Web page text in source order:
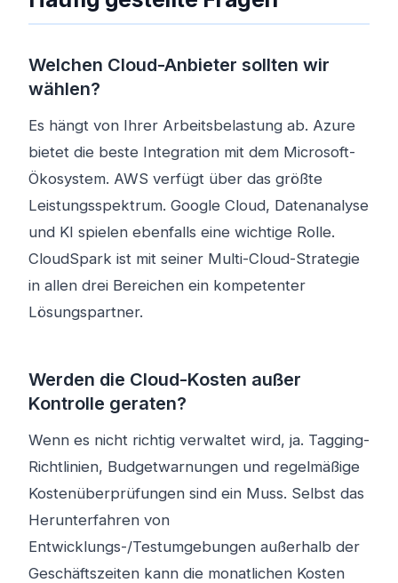
Welchen Cloud-Anbieter sollten wir
wählen?
Es hängt von Ihrer Arbeitsbelastung ab. Azure
bietet die beste Integration mit dem Microsoft-
Ökosystem. AWS verfügt über das größte
Leistungsspektrum. Google Cloud, Datenanalyse
und KI spielen ebenfalls eine wichtige Rolle.
CloudSpark ist mit seiner Multi-Cloud-Strategie
in allen drei Bereichen ein kompetenter
Lösungspartner.
Werden die Cloud-Kosten außer
Kontrolle geraten?
Wenn es nicht richtig verwaltet wird, ja. Tagging-
Richtlinien, Budgetwarnungen und regelmäßige
Kostenüberprüfungen sind ein Muss. Selbst das
Herunterfahren von
Entwicklungs-/Testumgebungen außerhalb der
Geschäftszeiten kann die monatlichen Kosten